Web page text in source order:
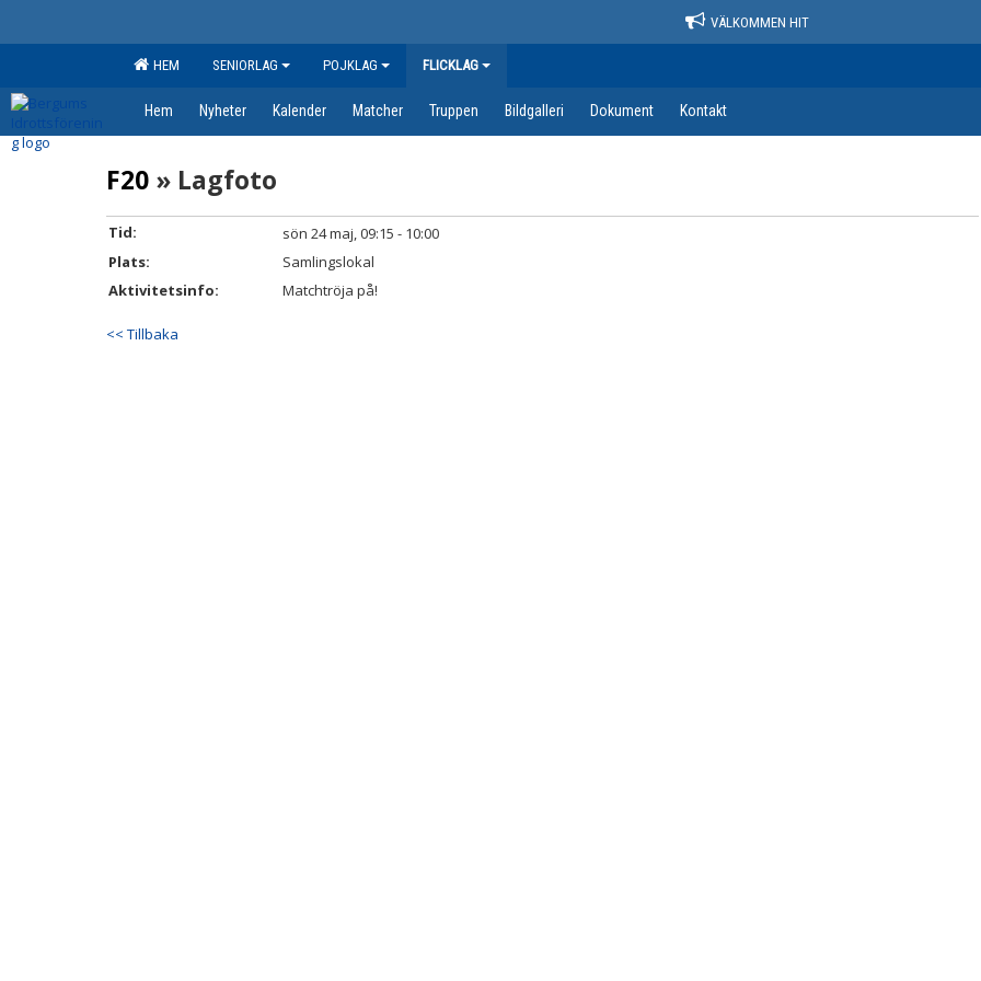
VÄLKOMMEN HIT
HEM SENIORLAG POJKLAG FLICKLAG
Hem Nyheter Kalender Matcher Truppen Bildgalleri Dokument Kontakt
F20 » Lagfoto
Tid:
sön 24 maj, 09:15 - 10:00
Plats:
Samlingslokal
Aktivitetsinfo:
Matchtröja på!
<< Tillbaka